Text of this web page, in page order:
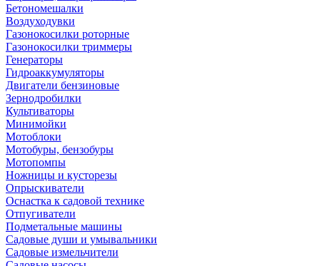
Бетономешалки
Воздуходувки
Газонокосилки роторные
Газонокосилки триммеры
Генераторы
Гидроаккумуляторы
Двигатели бензиновые
Зернодробилки
Культиваторы
Минимойки
Мотоблоки
Мотобуры, бензобуры
Мотопомпы
Ножницы и кусторезы
Опрыскиватели
Оснастка к садовой технике
Отпугиватели
Подметальные машины
Садовые души и умывальники
Садовые измельчители